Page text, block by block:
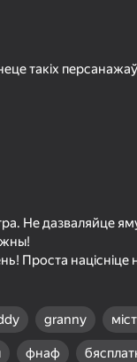
такіх
Не дазваляйце
Проста націсніце
granny
фнаф